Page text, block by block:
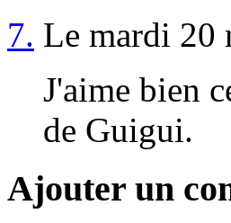
7. Le mardi 20
J'aime bien
de Guigui.
Ajouter un